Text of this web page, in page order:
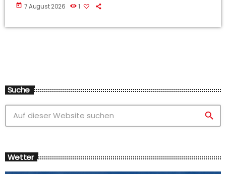
today 7 August 2026 1
Suche
search
Wetter